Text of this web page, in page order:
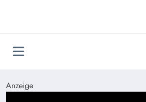
Anzeige